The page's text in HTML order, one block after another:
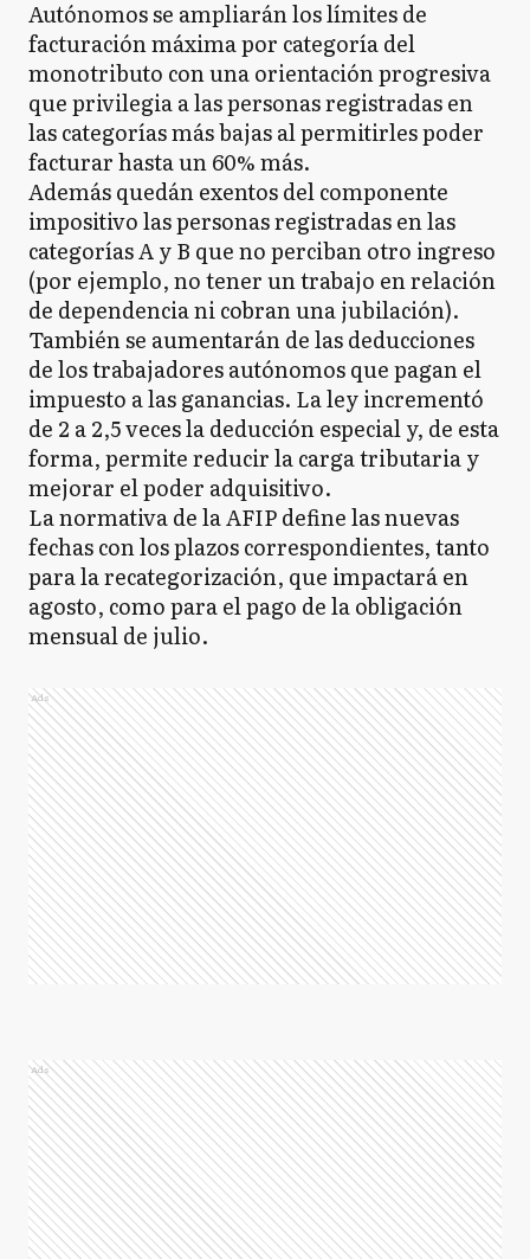
Autónomos se ampliarán los límites de
facturación máxima por categoría del
monotributo con una orientación progresiva
que privilegia a las personas registradas en
las categorías más bajas al permitirles poder
facturar hasta un 60% más.
Además quedán exentos del componente
impositivo las personas registradas en las
categorías A y B que no perciban otro ingreso
(por ejemplo, no tener un trabajo en relación
de dependencia ni cobran una jubilación).
También se aumentarán de las deducciones
de los trabajadores autónomos que pagan el
impuesto a las ganancias. La ley incrementó
de 2 a 2,5 veces la deducción especial y, de esta
forma, permite reducir la carga tributaria y
mejorar el poder adquisitivo.
La normativa de la AFIP define las nuevas
fechas con los plazos correspondientes, tanto
para la recategorización, que impactará en
agosto, como para el pago de la obligación
mensual de julio.
Ads
Ads